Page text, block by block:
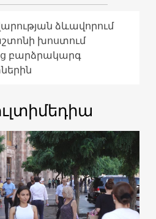
ձևավորում
խոստում
բարձրակարգ